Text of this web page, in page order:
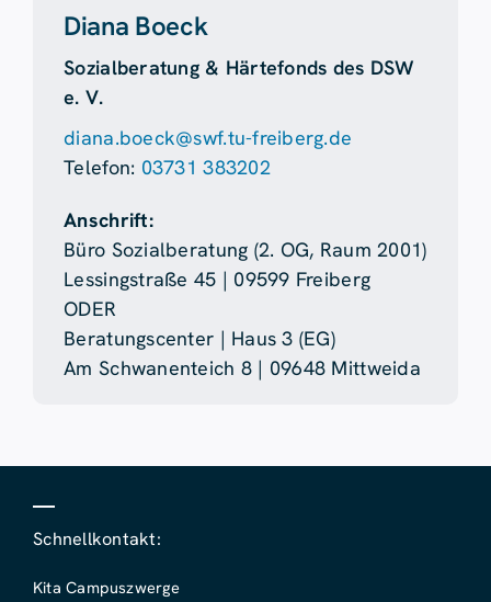
Diana Boeck
Sozialberatung & Härtefonds des DSW
e. V.
diana.boeck@swf.tu-freiberg.de
Telefon: 03731 383202
Anschrift:
Büro Sozialberatung (2. OG, Raum 2001)
Lessingstraße 45 | 09599 Freiberg
ODER
Beratungscenter | Haus 3 (EG)
Am Schwanenteich 8 | 09648 Mittweida
Schnellkontakt:
Kita Campuszwerge